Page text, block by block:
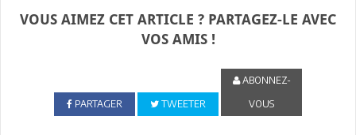
VOUS AIMEZ CET ARTICLE ? PARTAGEZ-LE AVEC
VOS AMIS !
PARTAGER TWEETER
ABONNEZ-
VOUS